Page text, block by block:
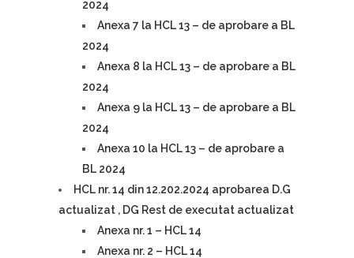
2024
Anexa 7 la HCL 13 – de aprobare a BL
2024
Anexa 8 la HCL 13 – de aprobare a BL
2024
Anexa 9 la HCL 13 – de aprobare a BL
2024
Anexa 10 la HCL 13 – de aprobare a
BL 2024
HCL nr. 14 din 12.202.2024 aprobarea D.G
actualizat , DG Rest de executat actualizat
Anexa nr. 1 – HCL 14
Anexa nr. 2 – HCL 14